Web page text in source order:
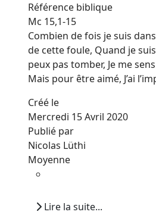
Référence biblique
Mc 15,1-15
Combien de fois je suis dans
de cette foule, Quand je suis
peux pas tomber, Je me
Mais pour être aimé, J’ai
Créé le
Mercredi 15 Avril 2020
Publié par
Nicolas Lüthi
Moyenne
Lire la suite...